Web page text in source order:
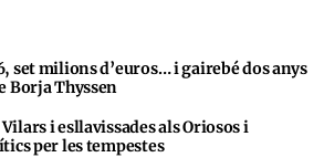
set milions d’euros… i gairebé dos anys
Borja Thyssen
i esllavissades als Oriosos i
per les tempestes